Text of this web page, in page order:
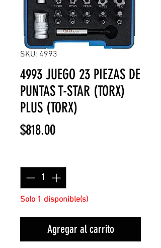
SKU: 4993
4993 JUEGO 23 PIEZAS DE
PUNTAS T-STAR (TORX)
PLUS (TORX)
$818.00Precio
Solo 1 disponible(s)
Agregar al carrito